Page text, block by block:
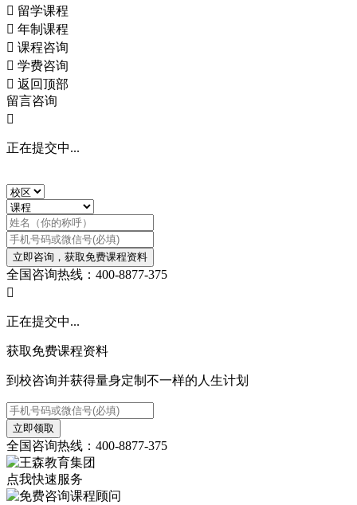
 留学课程
 年制课程
 课程咨询
 学费咨询
 返回顶部
留言咨询

正在提交中...
立即咨询，获取免费课程资料
全国咨询热线：400-8877-375

正在提交中...
获取免费课程资料
到校咨询并获得量身定制不一样的人生计划
立即领取
全国咨询热线：400-8877-375
点我快速服务